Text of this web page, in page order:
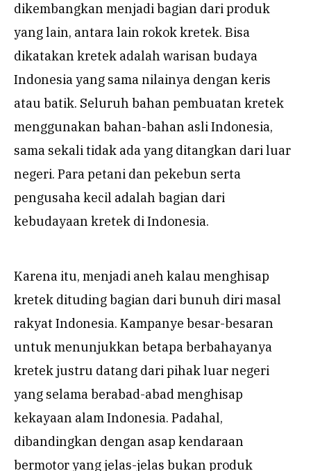
dikembangkan menjadi bagian dari produk
yang lain, antara lain rokok kretek. Bisa
dikatakan kretek adalah warisan budaya
Indonesia yang sama nilainya dengan keris
atau batik. Seluruh bahan pembuatan kretek
menggunakan bahan-bahan asli Indonesia,
sama sekali tidak ada yang ditangkan dari luar
negeri. Para petani dan pekebun serta
pengusaha kecil adalah bagian dari
kebudayaan kretek di Indonesia.
Karena itu, menjadi aneh kalau menghisap
kretek dituding bagian dari bunuh diri masal
rakyat Indonesia. Kampanye besar-besaran
untuk menunjukkan betapa berbahayanya
kretek justru datang dari pihak luar negeri
yang selama berabad-abad menghisap
kekayaan alam Indonesia. Padahal,
dibandingkan dengan asap kendaraan
bermotor yang jelas-jelas bukan produk